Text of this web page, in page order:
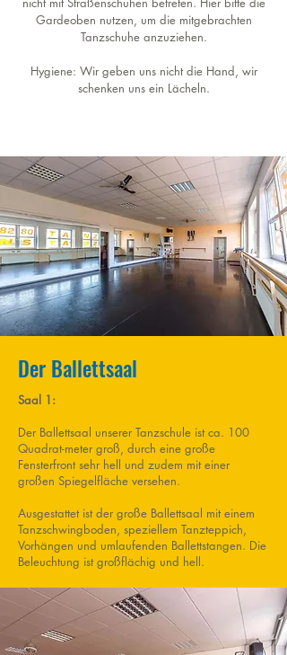
Gardeoben nutzen, um die mitgebrachten
Tanzschuhe anzuziehen.
Hygiene: Wir geben uns nicht die Hand, wir
schenken uns ein Lächeln.
Der Ballettsaal
Saal 1:
Der Ballettsaal unserer Tanzschule ist ca. 100
Quadrat-meter groß, durch eine große
Fensterfront sehr hell und zudem mit einer
großen Spiegelfläche versehen.
Ausgestattet ist der große Ballettsaal mit einem
Tanzschwingboden, speziellem Tanzteppich,
Vorhängen und umlaufenden Ballettstangen. Die
Beleuchtung ist großflächig und hell.